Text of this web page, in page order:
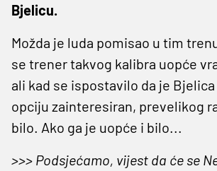
Bjelicu.
Možda je luda pomisao u tim
se trener takvog kalibra uopće
ali kad se ispostavilo da je
opciju zainteresiran, prevelikog
bilo. Ako ga je uopće i bilo...
>>> Podsjećamo, vijest da će se